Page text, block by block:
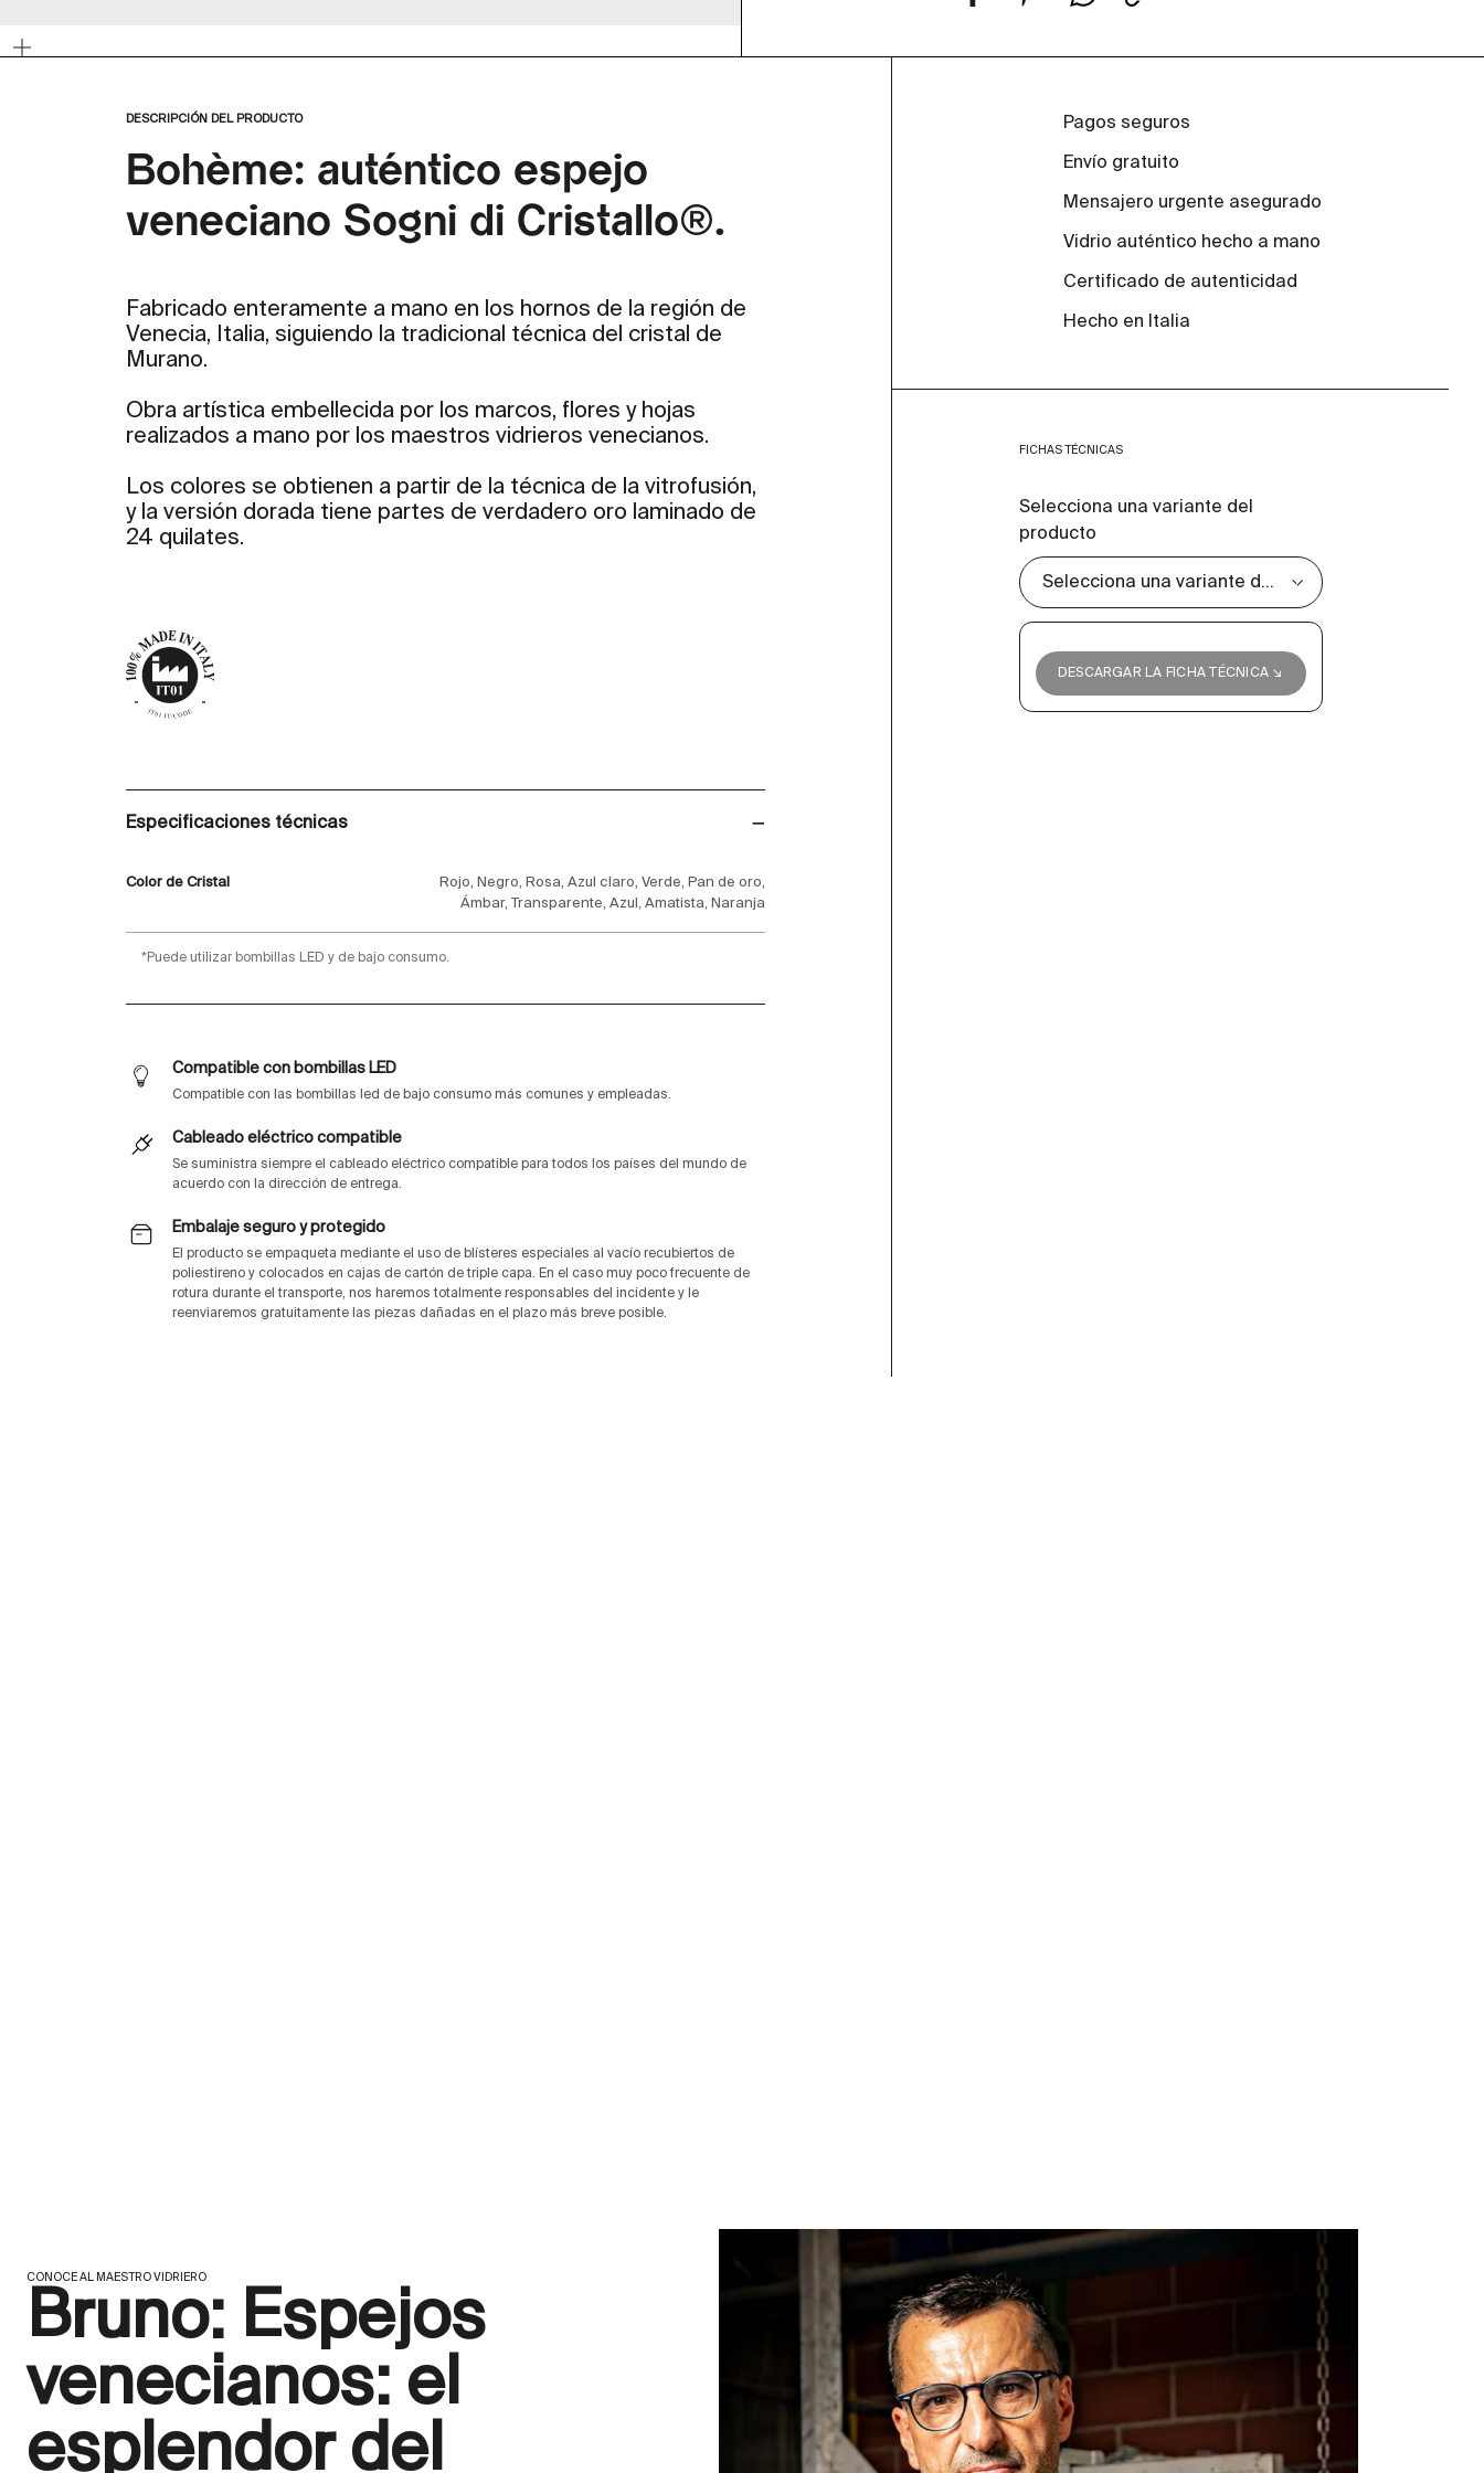
DESCRIPCIÓN DEL PRODUCTO
Bohème: auténtico espejo
veneciano Sogni di Cristallo®.
Fabricado enteramente a mano en los hornos de la región de
Venecia, Italia, siguiendo la tradicional técnica del cristal de
Murano.
Obra artística embellecida por los marcos, flores y hojas
realizados a mano por los maestros vidrieros venecianos.
Los colores se obtienen a partir de la técnica de la vitrofusión,
y la versión dorada tiene partes de verdadero oro laminado de
24 quilates.
Especificaciones técnicas
Color de Cristal
Rojo, Negro, Rosa, Azul claro, Verde, Pan de oro,
Ámbar, Transparente, Azul, Amatista, Naranja
*Puede utilizar bombillas LED y de bajo consumo.
Compatible con bombillas LED
Compatible con las bombillas led de bajo consumo más comunes y empleadas.
Cableado eléctrico compatible
Se suministra siempre el cableado eléctrico compatible para todos los países del mundo de
acuerdo con la dirección de entrega.
Embalaje seguro y protegido
El producto se empaqueta mediante el uso de blísteres especiales al vacío recubiertos de
poliestireno y colocados en cajas de cartón de triple capa. En el caso muy poco frecuente de
rotura durante el transporte, nos haremos totalmente responsables del incidente y le
reenviaremos gratuitamente las piezas dañadas en el plazo más breve posible.
Pagos seguros
Envío gratuito
Mensajero urgente asegurado
Vidrio auténtico hecho a mano
Certificado de autenticidad
Hecho en Italia
FICHAS TÉCNICAS
Selecciona una variante del
producto
DESCARGAR LA FICHA TÉCNICA ↘
CONOCE AL MAESTRO VIDRIERO
Bruno: Espejos
venecianos: el
esplendor del